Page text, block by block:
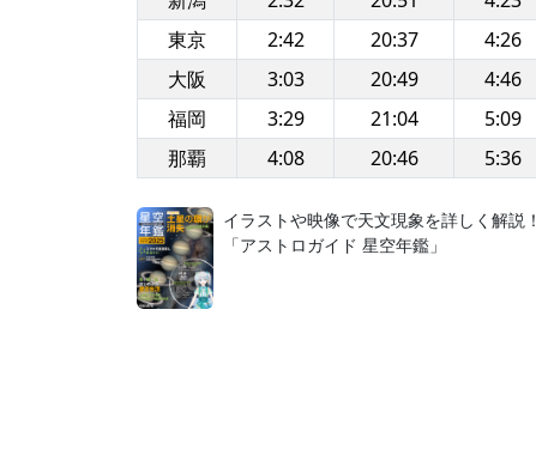
東京
2:42 20:37 4:26
大阪
3:03 20:49 4:46
福岡
3:29 21:04 5:09
那覇
4:08 20:46 5:36
イラストや映像で天文現象を詳しく解説！
「アストロガイド 星空年鑑」